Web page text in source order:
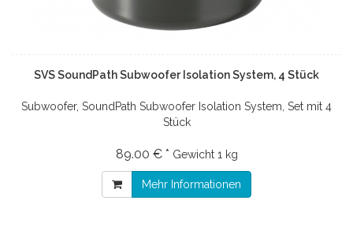
SVS SoundPath Subwoofer Isolation System, 4 Stück
Subwoofer, SoundPath Subwoofer Isolation System, Set mit 4
Stück
89.00 € * Gewicht 1 kg
Mehr Informationen